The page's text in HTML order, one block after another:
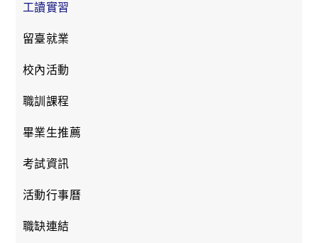
工讀實習
留臺就業
校內活動
職訓課程
畢業生推薦
考試資訊
活動行事曆
職缺連結